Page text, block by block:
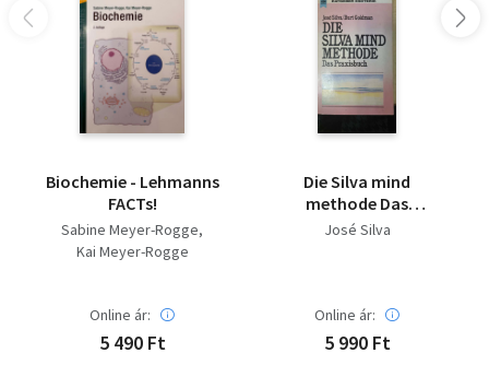
Biochemie - Lehmanns
FACTs!
Sabine Meyer-Rogge
Kai Meyer-Rogge
Online ár:
5 490 Ft
Die Silva mind
methode Das
Praxisbuch (A Silva-
José Silva
Online ár:
5 990 Ft